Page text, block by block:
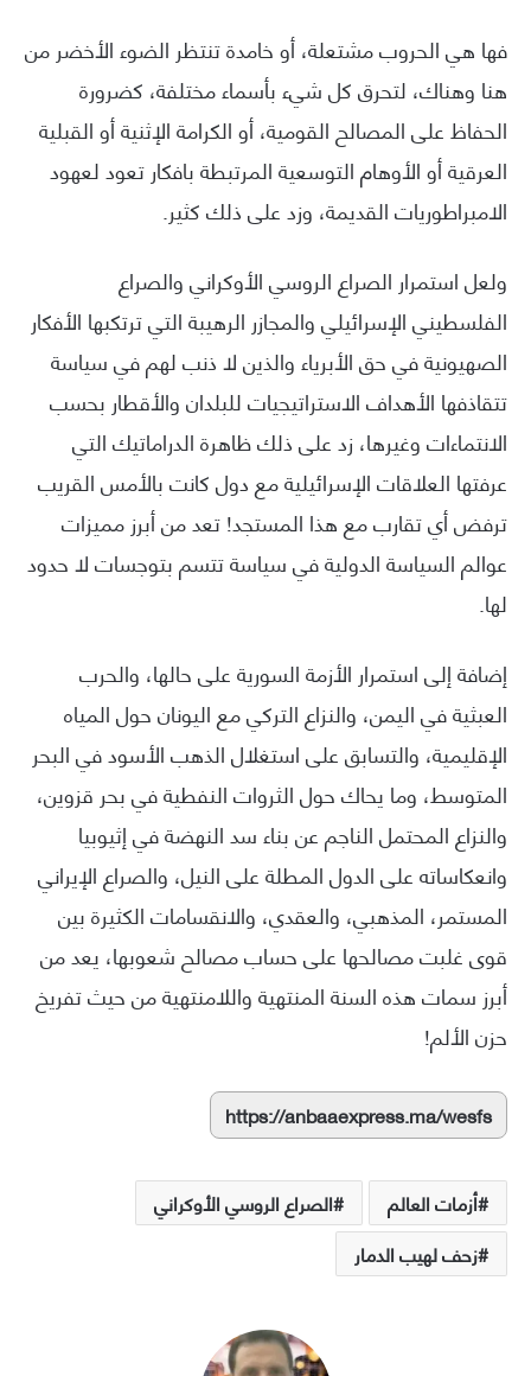
فها هي الحروب مشتعلة، أو خامدة تنتظر الضوء الأخضر من
هنا وهناك، لتحرق كل شيء بأسماء مختلفة، كضرورة
الحفاظ على المصالح القومية، أو الكرامة الإثنية أو القبلية
العرقية أو الأوهام التوسعية المرتبطة بافكار تعود لعهود
الامبراطوريات القديمة، وزد على ذلك كثير.
ولعل استمرار الصراع الروسي الأوكراني والصراع
الفلسطيني الإسرائيلي والمجازر الرهيبة التي ترتكبها الأفكار
الصهيونية في حق الأبرياء والذين لا ذنب لهم في سياسة
تتقاذفها الأهداف الاستراتيجيات للبلدان والأقطار بحسب
الانتماءات وغيرها، زد على ذلك ظاهرة الدراماتيك التي
عرفتها العلاقات الإسرائيلية مع دول كانت بالأمس القريب
ترفض أي تقارب مع هذا المستجد! تعد من أبرز مميزات
عوالم السياسة الدولية في سياسة تتسم بتوجسات لا حدود
لها.
إضافة إلى استمرار الأزمة السورية على حالها، والحرب
العبثية في اليمن، والنزاع التركي مع اليونان حول المياه
الإقليمية، والتسابق على استغلال الذهب الأسود في البحر
المتوسط، وما يحاك حول الثروات النفطية في بحر قزوين،
والنزاع المحتمل الناجم عن بناء سد النهضة في إثيوبيا
وانعكاساته على الدول المطلة على النيل، والصراع الإيراني
المستمر، المذهبي، والعقدي، والانقسامات الكثيرة بين
قوى غلبت مصالحها على حساب مصالح شعوبها، يعد من
أبرز سمات هذه السنة المنتهية واللامنتهية من حيث تفريخ
حزن الألم!
https://anbaaexpress.ma/wesfs
أزمات العالم
الصراع الروسي الأوكراني
زحف لهيب الدمار